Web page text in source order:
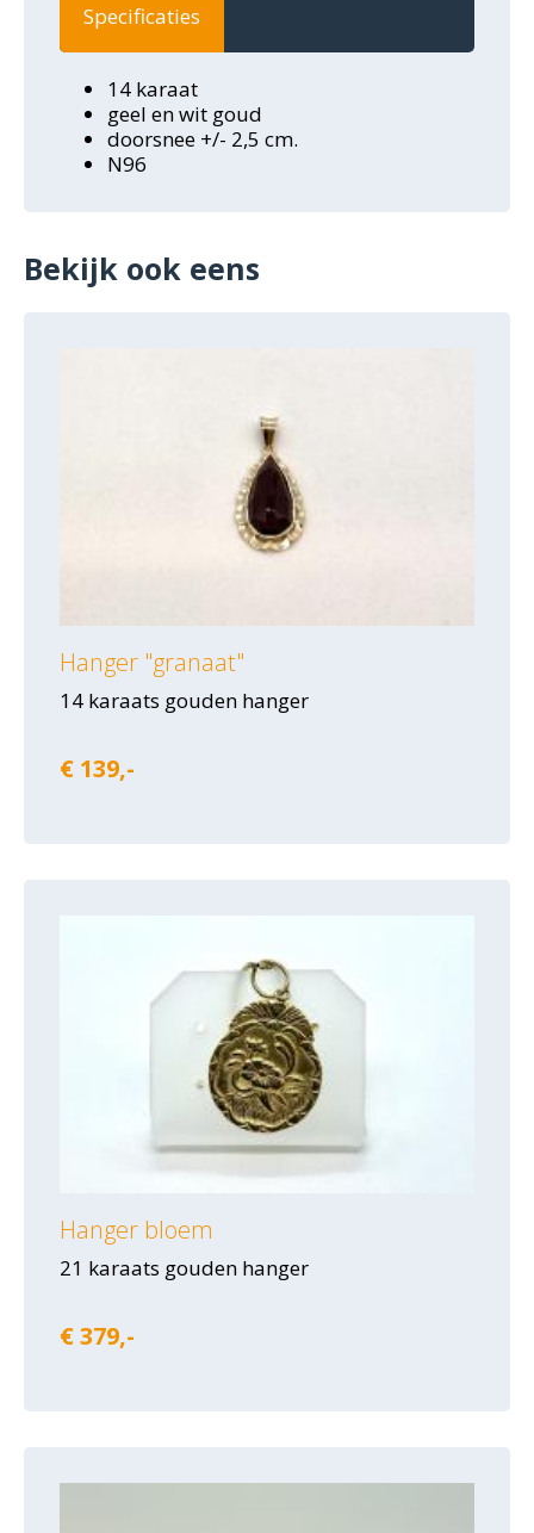
Specificaties
14 karaat
geel en wit goud
doorsnee +/- 2,5 cm.
N96
Bekijk ook eens
Hanger "granaat"
14 karaats gouden hanger
€ 139,-
Hanger bloem
21 karaats gouden hanger
€ 379,-